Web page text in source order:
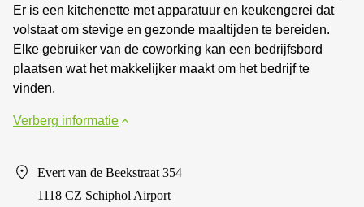
Er is een kitchenette met apparatuur en keukengerei dat
volstaat om stevige en gezonde maaltijden te bereiden.
Elke gebruiker van de coworking kan een bedrijfsbord
plaatsen wat het makkelijker maakt om het bedrijf te
vinden.
Verberg informatie
Evert van de Beekstraat 354
1118 CZ Schiphol Airport